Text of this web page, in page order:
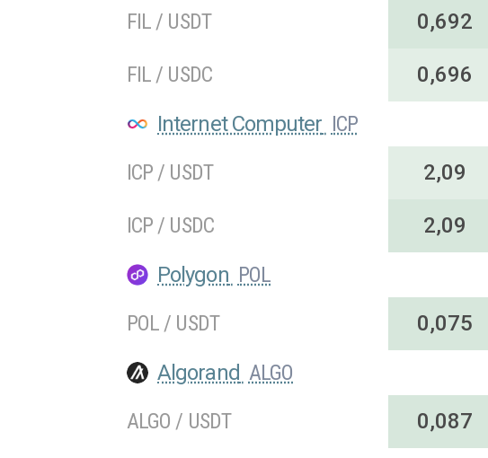
FIL / USDT
0,692
FIL / USDC 0,696
Internet Computer ICP
ICP / USDT
2,09
ICP / USDC 2,09
Polygon POL
POL / USDT
0,075
Algorand ALGO
ALGO / USDT
0,087